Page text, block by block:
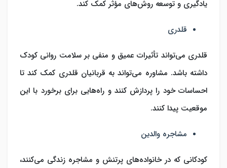
یادگیری و توسعه روش‌های مؤثر کمک کند.
قلدری
قلدری می‌تواند تأثیرات عمیق و منفی بر سلامت روانی کودک
داشته باشد. مشاوره می‌تواند به قربانیان قلدری کمک کند تا
احساسات خود را پردازش کنند و راه‌هایی برای برخورد با این
موقعیت پیدا کنند.
مشاجره والدین
کودکانی که در خانواده‌های پرتنش و مشاجره زندگی می‌کنند،